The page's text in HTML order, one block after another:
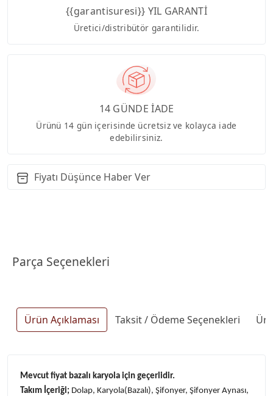
{{garantisuresi}} YIL GARANTİ
Üretici/distribütör garantilidir.
14 GÜNDE İADE
Ürünü 14 gün içerisinde ücretsiz ve kolayca iade
edebilirsiniz.
Fiyatı Düşünce Haber Ver
Parça Seçenekleri
Ürün Açıklaması Taksit / Ödeme Seçenekleri
Mevcut fiyat bazalı karyola için geçerlidir.
Takım İçeriği; Dolap, Karyola(Bazalı), Şifonyer, Şifonyer Aynası,